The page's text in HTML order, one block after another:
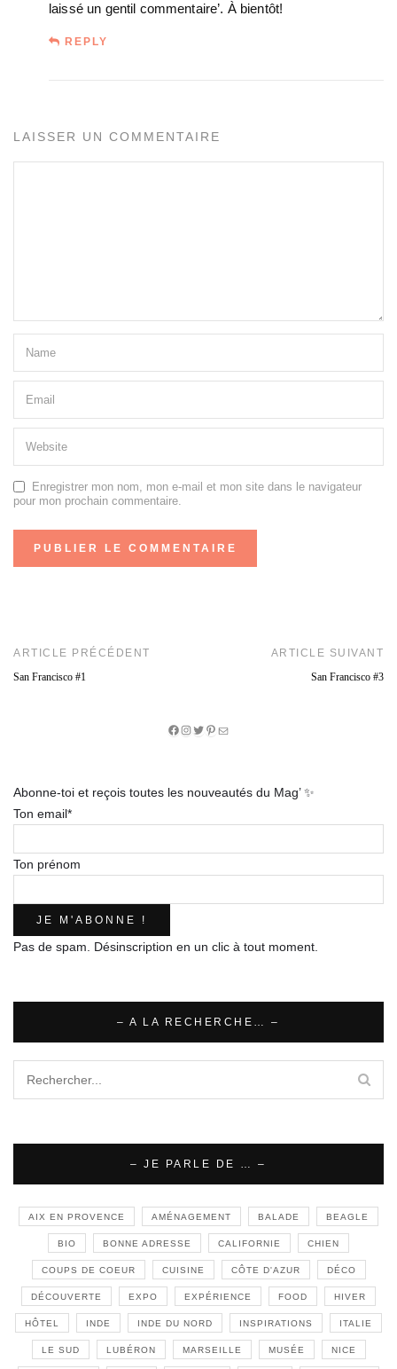
laissé un gentil commentaire’. À bientôt!
REPLY
LAISSER UN COMMENTAIRE
Enregistrer mon nom, mon e-mail et mon site dans le navigateur
pour mon prochain commentaire.
ARTICLE PRÉCÉDENT
San Francisco #1
ARTICLE SUIVANT
San Francisco #3
Facebook
Instagram
Twitter
Pinterest
E-
Abonne-toi et reçois toutes les nouveautés du Mag’ ✨
Ton email*
Ton prénom
Pas de spam. Désinscription en un clic à tout moment.
– A LA RECHERCHE… –
– JE PARLE DE … –
AIX EN PROVENCE AMÉNAGEMENT BALADE BEAGLE
BIO BONNE ADRESSE CALIFORNIE CHIEN
COUPS DE COEUR CUISINE CÔTE D'AZUR DÉCO
DÉCOUVERTE EXPO EXPÉRIENCE FOOD HIVER
HÔTEL INDE INDE DU NORD INSPIRATIONS ITALIE
LE SUD LUBÉRON MARSEILLE MUSÉE NICE